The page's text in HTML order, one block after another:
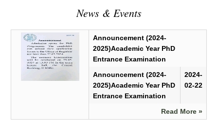
News & Events
Announcement (2024-
2025)Academic Year PhD
Entrance Examination
Announcement (2024-
2025)Academic Year PhD
Entrance Examination
2024-
02-22
Read More »